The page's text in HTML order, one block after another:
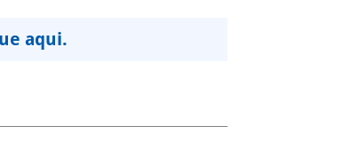
aqui.